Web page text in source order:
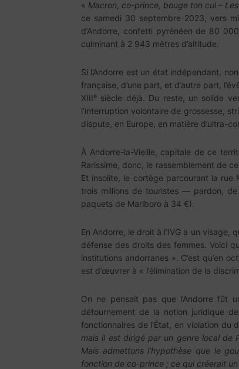
« Macron, co-prince, bouge ton cul –
ce samedi 30 septembre 2023, vers
d’Andorre, confetti pyrénéen de 80
culminant à 2 943 mètres d’altitude.
Si l’Andorre est un état indépendant,
française, d’une part, et d’autre part,
XIIIe siècle déjà. Du reste, un solide
l’interruption volontaire de grossesse,
dispute, en Europe, en matière d’ultra-
À Andorre-la-Vieille, capitale de ce
Rarissime, donc, le rassemblement de
Et insolite, le cortège parcourant la
trois millions de touristes — pardon,
paquets de Marlboro à 34 €).
En Andorre, le droit à l’IVG a un
défense des droits des femmes. Voici
institutions andorranes ». C’est qu’en
est d’œuvrer à « l’élimination de la
On ne pensait pas que l’Andorre fût
détournement de la notion juridique
fonctionnaires de l’État, en violation du
mais il est dirigé par un genre local de
Mais admettons l’hypothèse que le
fonction de co-prince ; ce qui créerait